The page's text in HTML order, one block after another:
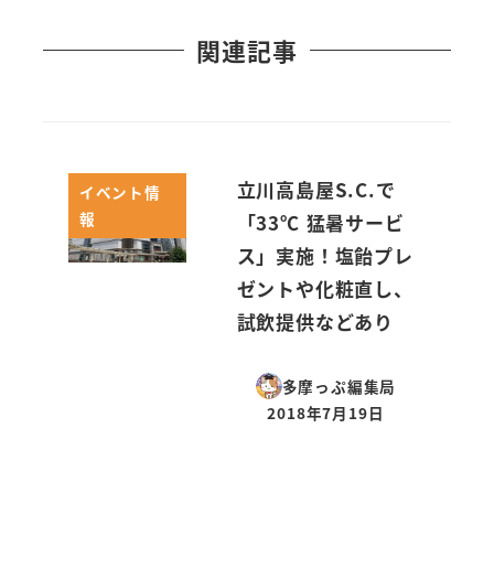
関連記事
イベント情
報
立川高島屋S.C.で
「33℃ 猛暑サービ
ス」実施！塩飴プレ
ゼントや化粧直し、
試飲提供などあり
多摩っぷ編集局
投稿日
2018年7月19日